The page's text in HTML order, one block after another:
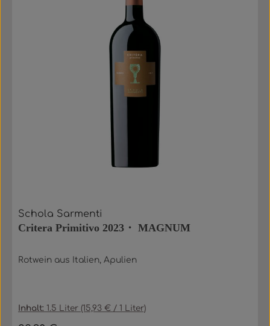
Schola Sarmenti
Critera Primitivo 2023・ MAGNUM
Rotwein aus Italien, Apulien
Inhalt:1.5 Liter (15,93 € / 1 Liter)